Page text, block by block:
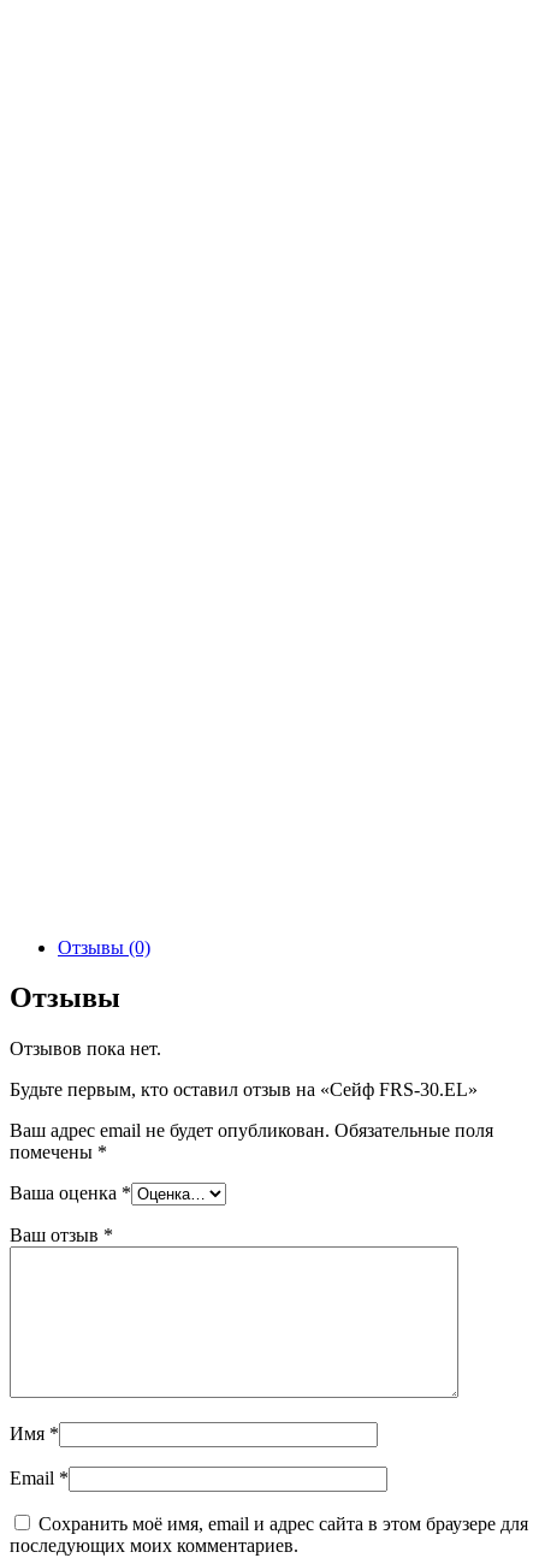
Отзывы (0)
Отзывы
Отзывов пока нет.
Будьте первым, кто оставил отзыв на «Сейф FRS-30.EL»
Ваш адрес email не будет опубликован. Обязательные поля
помечены *
Ваша оценка *
Ваш отзыв *
Имя *
Email *
Сохранить моё имя, email и адрес сайта в этом браузере для
последующих моих комментариев.